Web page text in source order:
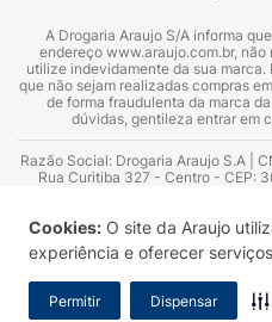
Cookies: O site da Araujo
experiência e oferecer
Permitir Dispensar
A Drogaria Araujo S/A informa
endereço www.araujo.com.br,
utilize indevidamente da sua
que não sejam realizadas compras
de forma fraudulenta da marca
dúvidas, gentileza entrar em
Razão Social: Drogaria Araujo S.A |
Rua Curitiba 327 - Centro - CEP:
Azevedo Guimarães – CRF 10.965 |
Consultor substituto: Thiago
Sanitário: 2025020713 | Autorização